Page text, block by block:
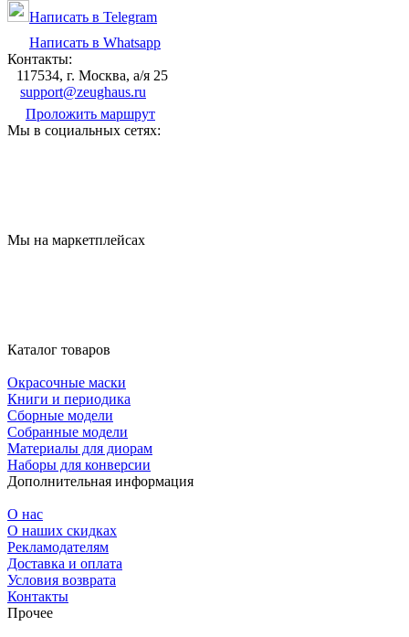
Написать в Telegram
Написать в Whatsapp
Контакты:
117534, г. Москва, а/я 25
support@zeughaus.ru
Проложить маршрут
Мы в социальных сетях:
Мы на маркетплейсах
Каталог товаров
Окрасочные маски
Книги и периодика
Сборные модели
Собранные модели
Материалы для диорам
Наборы для конверсии
Дополнительная информация
О нас
О наших скидках
Рекламодателям
Доставка и оплата
Условия возврата
Контакты
Прочее